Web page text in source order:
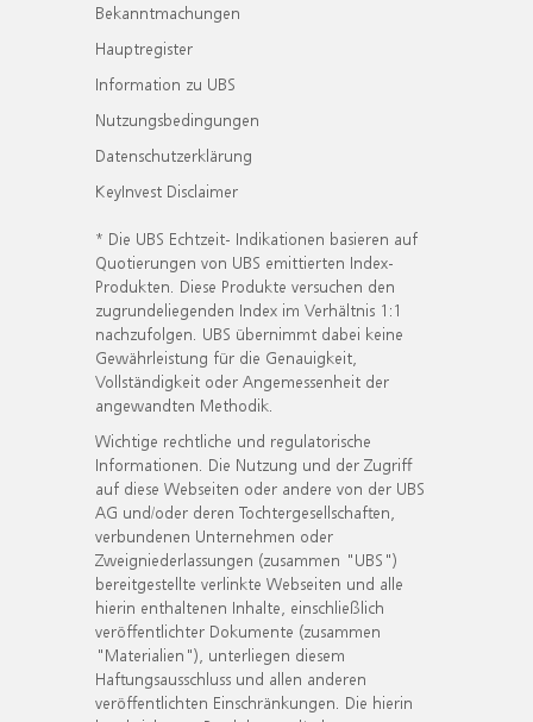
Bekanntmachungen
Hauptregister
Information zu UBS
Nutzungsbedingungen
Datenschutzerklärung
KeyInvest Disclaimer
* Die UBS Echtzeit- Indikationen basieren auf
Quotierungen von UBS emittierten Index-
Produkten. Diese Produkte versuchen den
zugrundeliegenden Index im Verhältnis 1:1
nachzufolgen. UBS übernimmt dabei keine
Gewährleistung für die Genauigkeit,
Vollständigkeit oder Angemessenheit der
angewandten Methodik.
Wichtige rechtliche und regulatorische
Informationen. Die Nutzung und der Zugriff
auf diese Webseiten oder andere von der UBS
AG und/oder deren Tochtergesellschaften,
verbundenen Unternehmen oder
Zweigniederlassungen (zusammen "UBS")
bereitgestellte verlinkte Webseiten und alle
hierin enthaltenen Inhalte, einschließlich
veröffentlichter Dokumente (zusammen
"Materialien"), unterliegen diesem
Haftungsausschluss und allen anderen
veröffentlichten Einschränkungen. Die hierin